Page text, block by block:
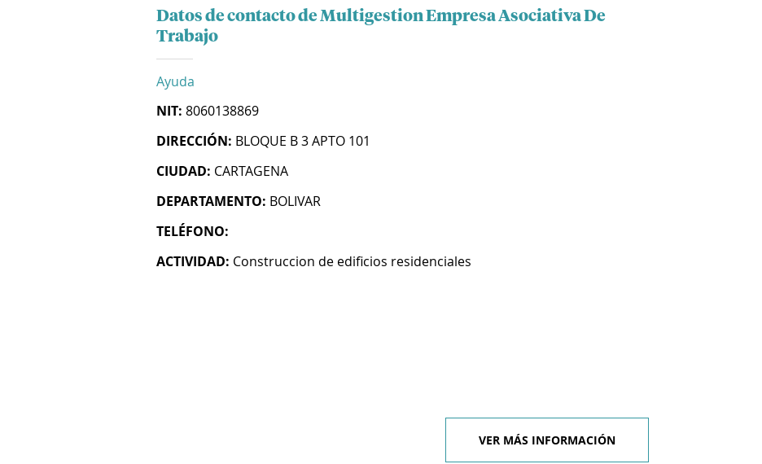
Datos de contacto de Multigestion Empresa Asociativa De
Trabajo
Ayuda
NIT: 8060138869
DIRECCIÓN: BLOQUE B 3 APTO 101
CIUDAD: CARTAGENA
DEPARTAMENTO: BOLIVAR
TELÉFONO:
ACTIVIDAD: Construccion de edificios residenciales
VER MÁS INFORMACIÓN